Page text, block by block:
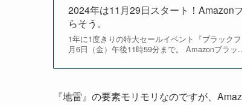
2024年は11月29日スタート！Amazon
らそう。
1年に1度きりの特大セールイベント『ブラック
月6日（金）午後11時59分まで。 Amazonブラッ
『地雷』の要素モリモリなのですが、